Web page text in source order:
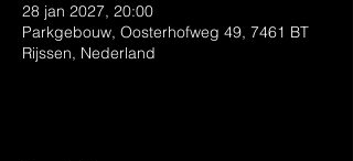
28 jan 2027, 20:00
Parkgebouw, Oosterhofweg 49, 7461 BT
Rijssen, Nederland